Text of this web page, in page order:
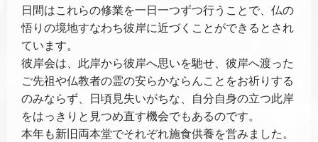
日間はこれらの修業を一日一つずつ行うことで、仏の
悟りの境地すなわち彼岸に近づくことができるとされ
ています。
彼岸会は、此岸から彼岸へ思いを馳せ、彼岸へ渡った
ご先祖や仏教者の霊の安らかならんことをお祈りする
のみならず、日頃見失いがちな、自分自身の立つ此岸
をはっきりと見つめ直す機会でもあるのです。
本年も新旧両本堂でそれぞれ施食供養を営みました。